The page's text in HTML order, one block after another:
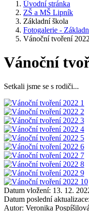
Úvodní stránka
ZŠ a MŠ Lipník
Základní škola
Fotogalerie -
Vánoční tvoření 2022
Vánoční
Setkali jsme se s rodiči...
Datum vložení: 13. 12.
Datum poslední aktualizace:
Autor: Veronika Pospíšilová